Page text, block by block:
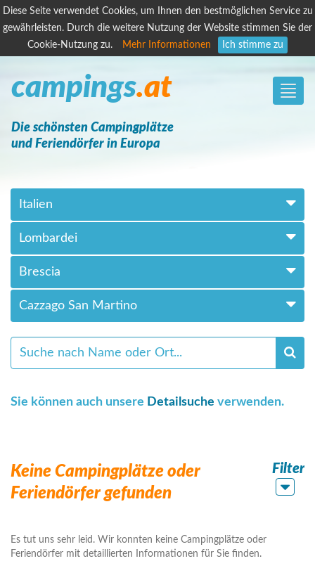
Diese Seite verwendet Cookies, um Ihnen den bestmöglichen Service zu
gewährleisten. Durch die weitere Nutzung der Website stimmen Sie der
Cookie-Nutzung zu.
Mehr Informationen Ich stimme zu
Toggle
campings.at
Die schönsten Campingplätze
und Feriendörfer in Europa
Italien
Lombardei
Brescia
Cazzago San Martino
Sie können auch unsere Detailsuche verwenden.
Keine Campingplätze oder
Feriendörfer gefunden
Filter
Es tut uns sehr leid. Wir konnten keine Campingplätze oder
Feriendörfer mit detaillierten Informationen für Sie finden.